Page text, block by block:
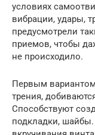
условиях
вибрации, удары,
предусмотрели
приемов, чтобы
не происходило.
Первым
трения,
Способствуют
подкладки,